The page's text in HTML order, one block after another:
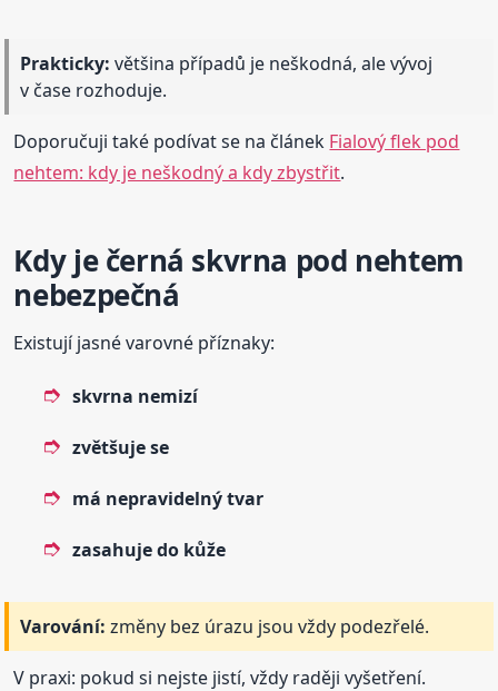
Prakticky: většina případů je neškodná, ale vývoj
v čase rozhoduje.
Doporučuji také podívat se na článek Fialový flek pod
nehtem: kdy je neškodný a kdy zbystřit.
Kdy je černá skvrna pod nehtem
nebezpečná
Existují jasné varovné příznaky:
skvrna nemizí
zvětšuje se
má nepravidelný tvar
zasahuje do kůže
Varování: změny bez úrazu jsou vždy podezřelé.
V praxi: pokud si nejste jistí, vždy raději vyšetření.